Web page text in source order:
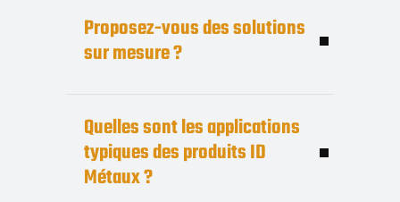
Proposez-vous des solutions
sur mesure ?
Quelles sont les applications
typiques des produits ID
Métaux ?